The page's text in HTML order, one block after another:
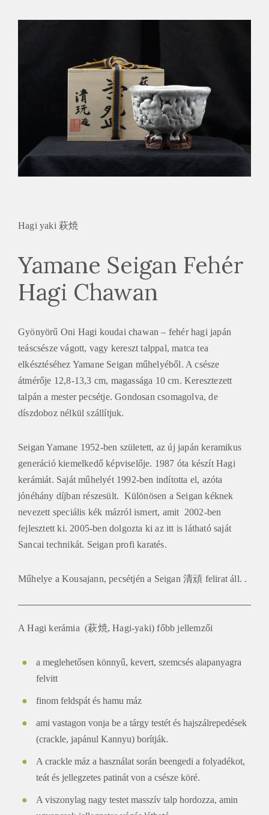
Hagi yaki 萩焼
Yamane Seigan Fehér
Hagi Chawan
Gyönyörű Oni Hagi koudai chawan – fehér hagi japán
teáscsésze vágott, vagy kereszt talppal, matca tea
elkésztéséhez Yamane Seigan műhelyéből. A csésze
átmérője 12,8-13,3 cm, magassága 10 cm. Keresztezett
talpán a mester pecsétje. Gondosan csomagolva, de
díszdoboz nélkül szállítjuk.
Seigan Yamane 1952-ben született, az új japán keramikus
generáció kiemelkedő képviselője. 1987 óta készít Hagi
kerámiát. Saját műhelyét 1992-ben indította el, azóta
jónéhány díjban részesült. Különösen a Seigan kéknek
nevezett speciális kék mázról ismert, amit 2002-ben
fejlesztett ki. 2005-ben dolgozta ki az itt is látható saját
Sancai technikát. Seigan profi karatés.
Műhelye a Kousajann, pecsétjén a Seigan 清頑 felirat áll. .
A Hagi kerámia (萩焼, Hagi-yaki) főbb jellemzői
a meglehetősen könnyű, kevert, szemcsés alapanyagra
felvitt
finom feldspát és hamu máz
ami vastagon vonja be a tárgy testét és hajszálrepedések
(crackle, japánul Kannyu) borítják.
A crackle máz a használat során beengedi a folyadékot,
teát és jellegzetes patinát von a csésze köré.
A viszonylag nagy testet masszív talp hordozza, amin